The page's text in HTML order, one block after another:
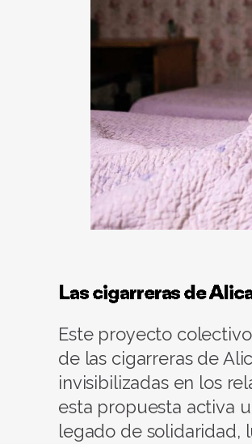
Las cigarreras de
Este proyecto
de las cigarreras de
invisibilizadas en los
esta propuesta activa
legado de solidaridad,